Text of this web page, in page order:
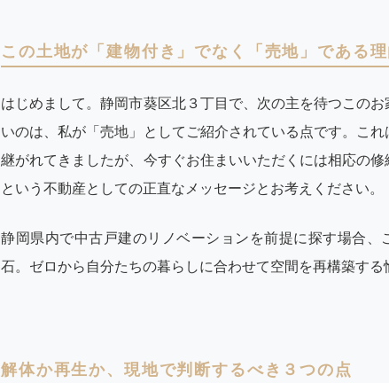
この土地が「建物付き」でなく「売地」である
はじめまして。静岡市葵区北３丁目で、次の主を待つこの
いのは、私が「売地」としてご紹介されている点です。こ
継がれてきましたが、今すぐお住まいいただくには相応の修
という不動産としての正直なメッセージとお考えください。
静岡県内で中古戸建のリノベーションを前提に探す場合、
石。ゼロから自分たちの暮らしに合わせて空間を再構築する
解体か再生か、現地で判断するべき３つの点